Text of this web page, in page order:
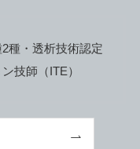
種・透析技術認定
技師（ITE）